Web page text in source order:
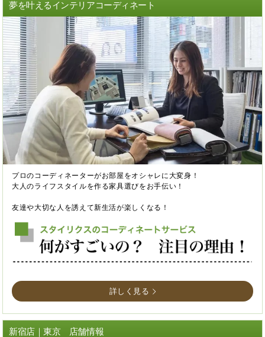
夢を叶えるインテリアコーディネート
プロのコーディネーターがお部屋をオシャレに大変身！
大人のライフスタイルを作る家具選びをお手伝い！
友達や大切な人を誘えて新生活が楽しくなる！
詳しく見る
新宿店｜東京 店舗情報